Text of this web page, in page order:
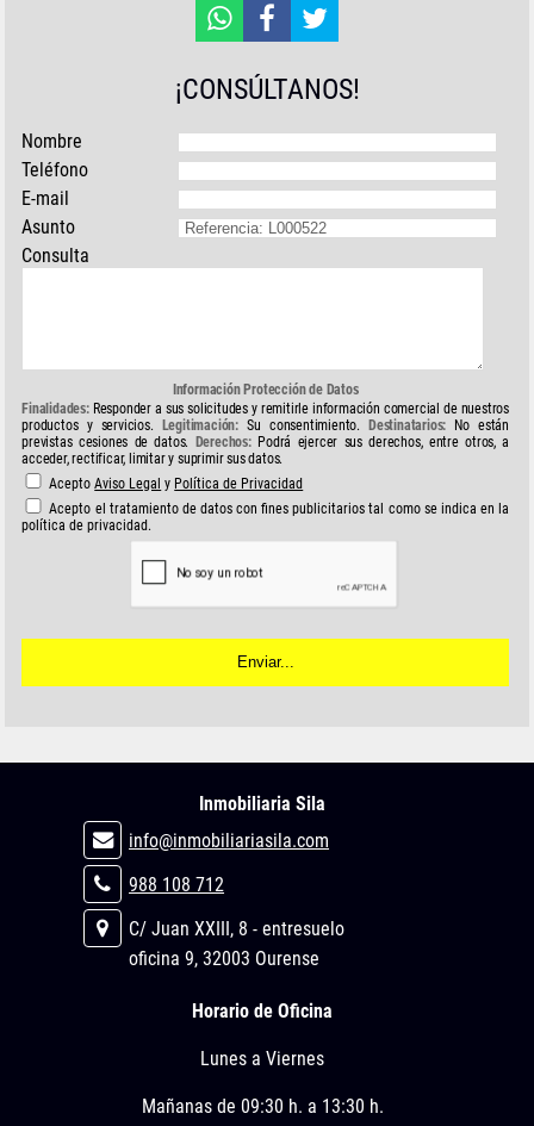
¡CONSÚLTANOS!
Nombre
Teléfono
E-mail
Asunto
Consulta
Información Protección de Datos
Finalidades:Responder a sus solicitudes y remitirle información comercial de nuestros
productos y servicios.
Legitimación: Su consentimiento. Destinatarios: No están
previstas cesiones de datos.
Derechos:Podrá ejercer sus derechos, entre otros, a
acceder, rectificar, limitar y suprimir sus datos.
AceptoAviso Legal y Política de Privacidad
Acepto el tratamiento de datos con fines publicitarios tal como se indica en la
política de privacidad.
Inmobiliaria Sila
info@inmobiliariasila.com
988 108 712
C/ Juan XXIII, 8 - entresuelo
oficina 9, 32003 Ourense
Horario de Oficina
Lunes a Viernes
Mañanas de 09:30 h. a 13:30 h.